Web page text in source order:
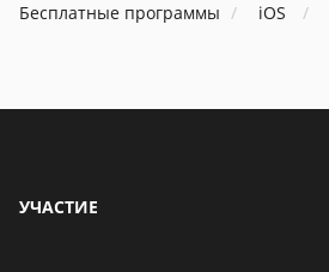
Бесплатные программы iOS
УЧАСТИЕ